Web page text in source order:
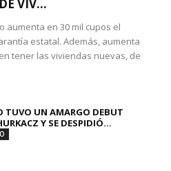
VIV...
aumenta en 30 mil cupos el
estatal. Además, aumenta
tener las viviendas nuevas, de
TUVO UN AMARGO DEBUT
Y SE DESPIDIÓ...